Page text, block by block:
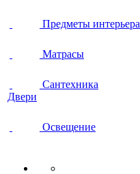
Предметы интерьера
Матрасы
Сантехника
Двери
Освещение